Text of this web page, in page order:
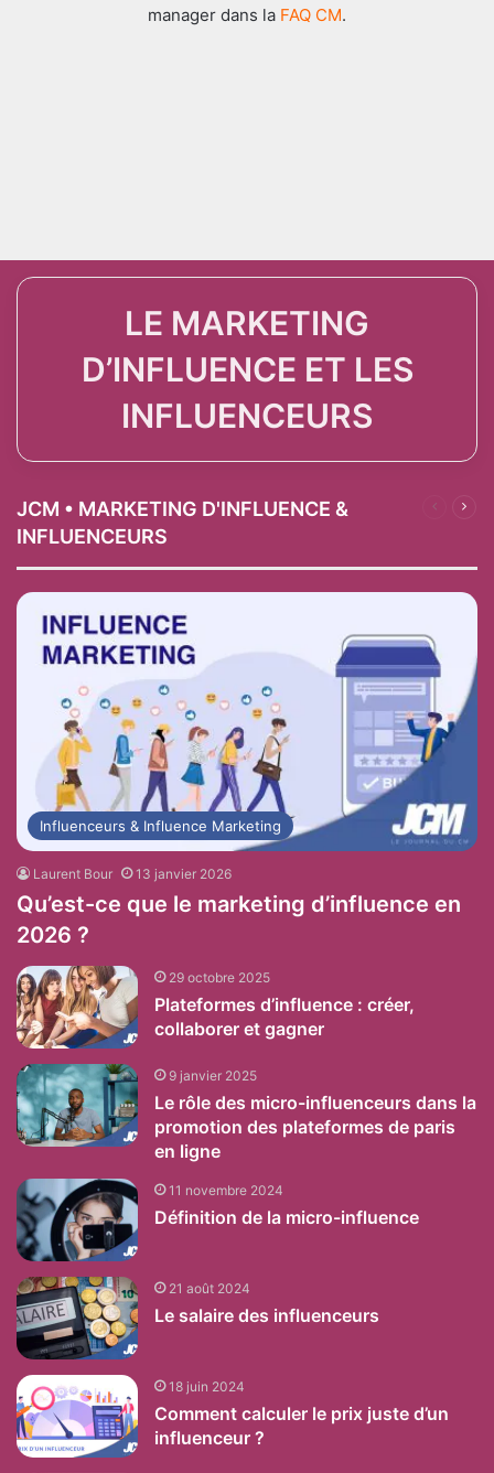
manager dans la FAQ CM.
LE MARKETING
D’INFLUENCE ET LES
INFLUENCEURS
JCM • MARKETING D'INFLUENCE &
INFLUENCEURS
Page
Influenceurs & Influence Marketing
Laurent Bour 13 janvier 2026
Qu’est-ce que le marketing d’influence en
2026 ?
29 octobre 2025
Plateformes d’influence : créer,
collaborer et gagner
9 janvier 2025
Le rôle des micro-influenceurs dans la
promotion des plateformes de paris
en ligne
11 novembre 2024
Définition de la micro-influence
21 août 2024
Le salaire des influenceurs
18 juin 2024
Comment calculer le prix juste d’un
influenceur ?